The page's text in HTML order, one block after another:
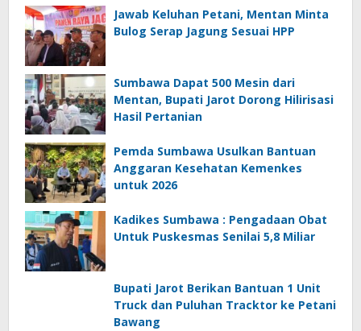
Jawab Keluhan Petani, Mentan Minta
Bulog Serap Jagung Sesuai HPP
Sumbawa Dapat 500 Mesin dari
Mentan, Bupati Jarot Dorong Hilirisasi
Hasil Pertanian
Pemda Sumbawa Usulkan Bantuan
Anggaran Kesehatan Kemenkes
untuk 2026
Kadikes Sumbawa : Pengadaan Obat
Untuk Puskesmas Senilai 5,8 Miliar
Bupati Jarot Berikan Bantuan 1 Unit
Truck dan Puluhan Tracktor ke Petani
Bawang